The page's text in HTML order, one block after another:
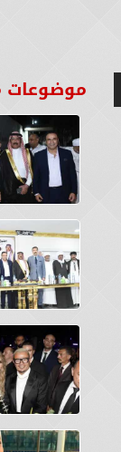
موضوعات